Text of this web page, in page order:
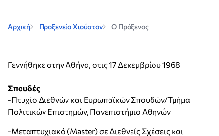
Αρχική Προξενείο Χιούστον O Πρόξενος
Γεννήθηκε στην Αθήνα, στις 17 Δεκεμβρίου 1968
Σπουδές
-Πτυχίο Διεθνών και Ευρωπαϊκών Σπουδών/Τμήμα
Πολιτικών Επιστημών, Πανεπιστήμιο Αθηνών
-Μεταπτυχιακό (Master) σε Διεθνείς Σχέσεις και